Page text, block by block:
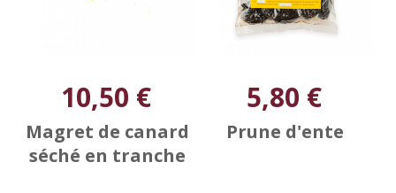
10,50 €
Magret de canard
séché en tranche
5,80 €
Prune d'ente